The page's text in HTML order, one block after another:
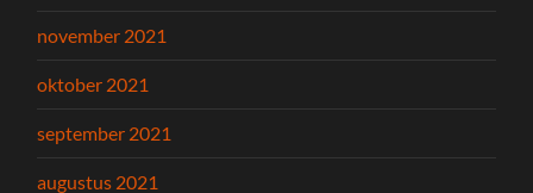
november 2021
oktober 2021
september 2021
augustus 2021